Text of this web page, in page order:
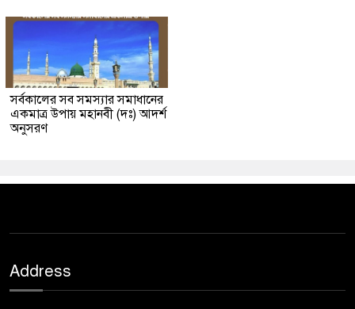
সর্বকালের সব সমস্যার সমাধানের
একমাত্র উপায় মহানবী (দঃ) আদর্শ
অনুসরণ
Address